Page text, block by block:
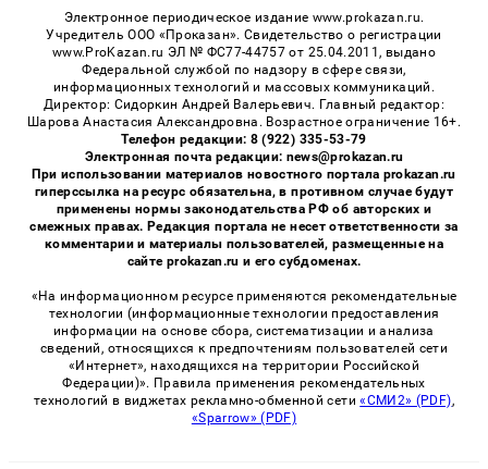
Электронное периодическое издание www.prokazan.ru.
Учредитель ООО «Проказан». Cвидетельство о регистрации
www.ProKazan.ru ЭЛ № ФС77-44757 от 25.04.2011, выдано
Федеральной службой по надзору в сфере связи,
информационных технологий и массовых коммуникаций.
Директор: Сидоркин Андрей Валерьевич. Главный редактор:
Шарова Анастасия Александровна. Возрастное ограничение 16+.
Телефон редакции: 8 (922) 335-53-79
Электронная почта редакции: news@prokazan.ru
При использовании материалов новостного портала prokazan.ru
гиперссылка на ресурс обязательна, в противном случае будут
применены нормы законодательства РФ об авторских и
смежных правах. Редакция портала не несет ответственности за
комментарии и материалы пользователей, размещенные на
сайте prokazan.ru и его субдоменах.
«На информационном ресурсе применяются рекомендательные
технологии (информационные технологии предоставления
информации на основе сбора, систематизации и анализа
сведений, относящихся к предпочтениям пользователей сети
«Интернет», находящихся на территории Российской
Федерации)». Правила применения рекомендательных
технологий в виджетах рекламно-обменной сети«СМИ2» (PDF),
«Sparrow» (PDF)